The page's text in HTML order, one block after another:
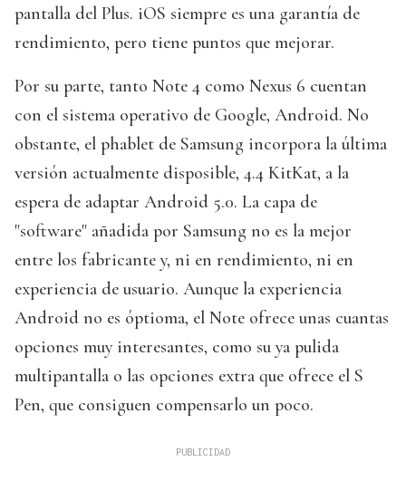
pantalla del Plus. iOS siempre es una garantía de
rendimiento, pero tiene puntos que mejorar.
Por su parte, tanto Note 4 como Nexus 6 cuentan
con el sistema operativo de Google, Android. No
obstante, el phablet de Samsung incorpora la última
versión actualmente disposible, 4.4 KitKat, a la
espera de adaptar Android 5.0. La capa de
"software" añadida por Samsung no es la mejor
entre los fabricante y, ni en rendimiento, ni en
experiencia de usuario. Aunque la experiencia
Android no es óptioma, el Note ofrece unas cuantas
opciones muy interesantes, como su ya pulida
multipantalla o las opciones extra que ofrece el S
Pen, que consiguen compensarlo un poco.